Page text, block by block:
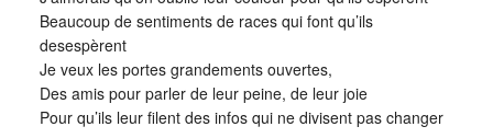
Beaucoup de sentiments de races qui font qu’ils
desespèrent
Je veux les portes grandements ouvertes,
Des amis pour parler de leur peine, de leur joie
Pour qu’ils leur filent des infos qui ne divisent pas changer